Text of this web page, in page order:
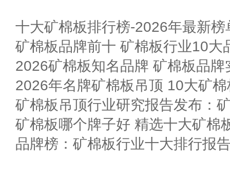
十大矿棉板排行榜-2026年最新榜
矿棉板品牌前十 矿棉板行业10大
2026矿棉板知名品牌 矿棉板品牌
2026年名牌矿棉板吊顶 10大矿
矿棉板哪个牌子好 精选十大矿棉